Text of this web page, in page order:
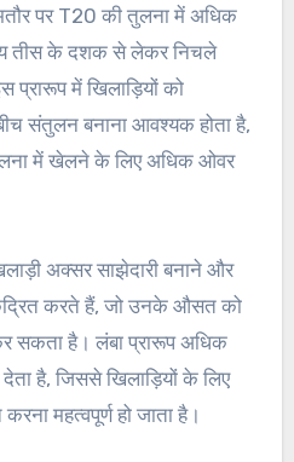
पर T20 की तुलना में अधिक
तीस के दशक से लेकर निचले
में खिलाड़ियों को
संतुलन बनाना आवश्यक होता है,
में खेलने के लिए अधिक ओवर
अक्सर साझेदारी बनाने और
करते हैं, जो उनके औसत को
सकता है। लंबा प्रारूप अधिक
है, जिससे खिलाड़ियों के लिए
महत्वपूर्ण हो जाता है।